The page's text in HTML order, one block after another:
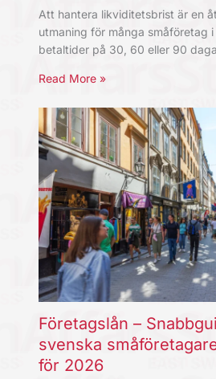
Att hantera likviditetsbrist är en
utmaning för många småföretag
betaltider på 30, 60 eller 90
Read More »
Företagslån –
svenska
för 2026